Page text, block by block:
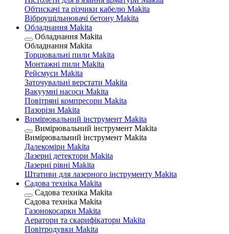
Обтискачі та різчики кабелю Makita
Віброущільнювачі бетону Makita
Обладнання Makita
Обладнання Makita
Обладнання Makita
Торцювальні пили Makita
Монтажні пили Makita
Рейсмуси Makita
Заточувальні верстати Makita
Вакуумні насоси Makita
Повітряні компресори Makita
Пазорізи Makita
Вимірювальний інструмент Makita
Вимірювальний інструмент Makita
Вимірювальний інструмент Makita
Далекоміри Makita
Лазерні детектори Makita
Лазерні рівні Makita
Штативи для лазерного інструменту Makita
Садова техніка Makita
Садова техніка Makita
Садова техніка Makita
Газонокосарки Makita
Аератори та скарифікатори Makita
Повітродувки Makita